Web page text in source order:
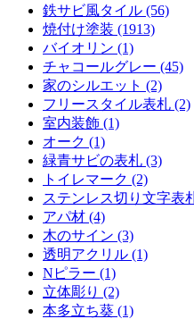
鉄サビ風タイル (56)
焼付け塗装 (1913)
バイオリン (1)
チャコールグレー (45)
家のシルエット (2)
フリースタイル表札 (2)
室内装飾 (1)
オーク (1)
緑青サビの表札 (3)
トイレマーク (2)
ステンレス切り文字表
アパ材 (4)
木のサイン (3)
透明アクリル (1)
Nピラー (1)
立体彫り (2)
本多立ち葵 (1)